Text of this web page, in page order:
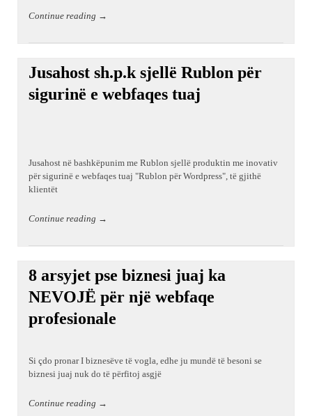
Continue reading →
Jusahost sh.p.k sjellë Rublon për
sigurinë e webfaqes tuaj
Jusahost në bashkëpunim me Rublon sjellë produktin me inovativ
për sigurinë e webfaqes tuaj "Rublon për Wordpress", të gjithë
klientët
Continue reading →
8 arsyjet pse biznesi juaj ka
NEVOJË për një webfaqe
profesionale
Si çdo pronar I biznesëve të vogla, edhe ju mundë të besoni se
biznesi juaj nuk do të përfitoj asgjë
Continue reading →